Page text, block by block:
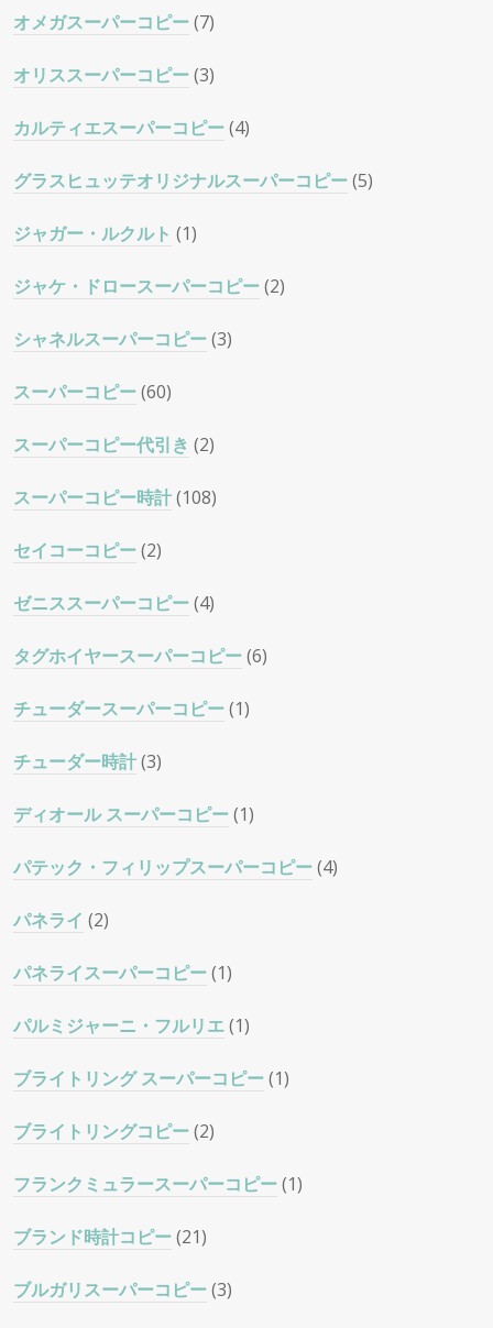
オメガスーパーコピー(7)
オリススーパーコピー(3)
カルティエスーパーコピー(4)
グラスヒュッテオリジナルスーパーコピー(5)
ジャガー・ルクルト (1)
ジャケ・ドロースーパーコピー(2)
シャネルスーパーコピー(3)
スーパーコピー(60)
スーパーコピー代引き (2)
スーパーコピー時計(108)
セイコーコピー(2)
ゼニススーパーコピー(4)
タグホイヤースーパーコピー(6)
チューダースーパーコピー(1)
チューダー時計(3)
ディオール スーパーコピー(1)
パテック・フィリップスーパーコピー(4)
パネライ (2)
パネライスーパーコピー(1)
パルミジャーニ・フルリエ(1)
ブライトリング スーパーコピー(1)
ブライトリングコピー(2)
フランクミュラースーパーコピー(1)
ブランド時計コピー(21)
ブルガリスーパーコピー(3)